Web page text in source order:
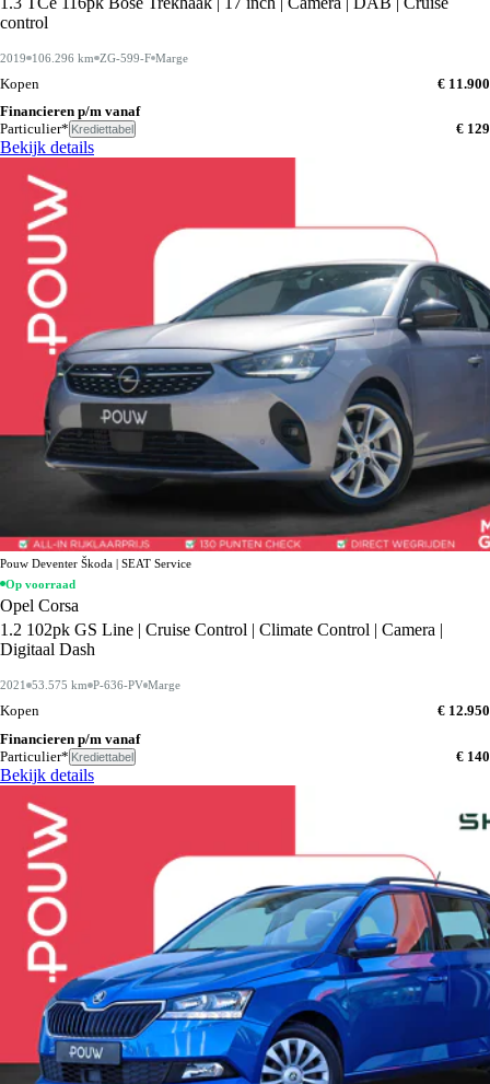
control
2019 106.296 km ZG-599-F Marge
Kopen
€ 11.900
Financieren p/m vanaf
Particulier* Krediettabel € 129
Bekijk details
Pouw Deventer Škoda | SEAT Service
Op voorraad
Opel Corsa
1.2 102pk GS Line | Cruise Control | Climate Control | Camera |
Digitaal Dash
2021 53.575 km P-636-PV Marge
Kopen
€ 12.950
Financieren p/m vanaf
Particulier* Krediettabel € 140
Bekijk details